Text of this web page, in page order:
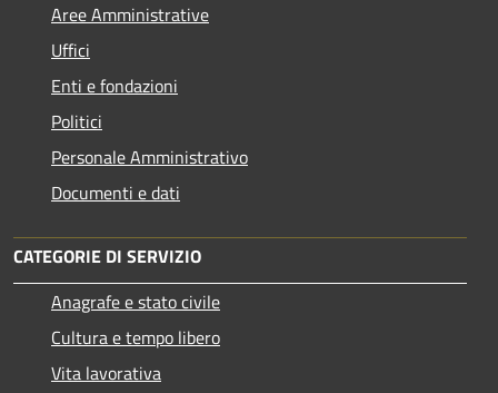
Aree Amministrative
Uffici
Enti e fondazioni
Politici
Personale Amministrativo
Documenti e dati
CATEGORIE DI SERVIZIO
Anagrafe e stato civile
Cultura e tempo libero
Vita lavorativa